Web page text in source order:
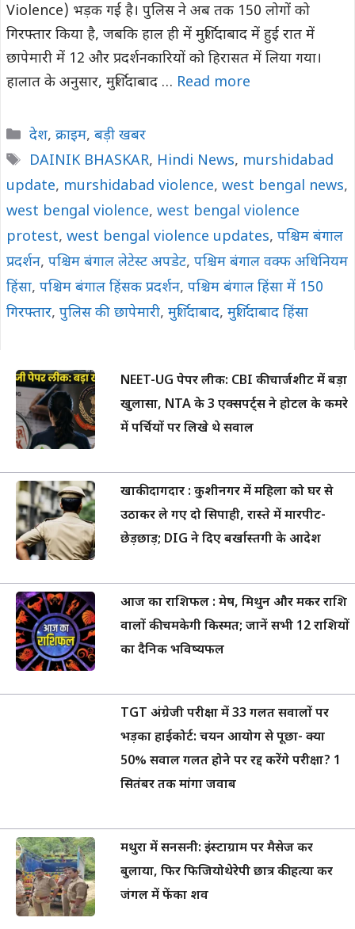
Violence) भड़क गई है। पुलिस ने अब तक 150 लोगों को
गिरफ्तार किया है, जबकि हाल ही में मुर्शिदाबाद में हुई रात में
छापेमारी में 12 और प्रदर्शनकारियों को हिरासत में लिया गया।
हालात के अनुसार, मुर्शिदाबाद … Read more
Categories
देश, क्राइम, बड़ी खबर
Tags
DAINIK BHASKAR, Hindi News, murshidabad
update, murshidabad violence, west bengal news,
west bengal violence, west bengal violence
protest, west bengal violence updates, पश्चिम बंगाल
प्रदर्शन, पश्चिम बंगाल लेटेस्ट अपडेट, पश्चिम बंगाल वक्फ अधिनियम
हिंसा, पश्चिम बंगाल हिंसक प्रदर्शन, पश्चिम बंगाल हिंसा में 150
गिरफ्तार, पुलिस की छापेमारी, मुर्शिदाबाद, मुर्शिदाबाद हिंसा
NEET-UG पेपर लीक: CBI की चार्जशीट में बड़ा
खुलासा, NTA के 3 एक्सपर्ट्स ने होटल के कमरे
में पर्चियों पर लिखे थे सवाल
खाकी दागदार : कुशीनगर में महिला को घर से
उठाकर ले गए दो सिपाही, रास्ते में मारपीट-
छेड़छाड़; DIG ने दिए बर्खास्तगी के आदेश
आज का राशिफल : मेष, मिथुन और मकर राशि
वालों की चमकेगी किस्मत; जानें सभी 12 राशियों
का दैनिक भविष्यफल
TGT अंग्रेजी परीक्षा में 33 गलत सवालों पर
भड़का हाईकोर्ट: चयन आयोग से पूछा- क्या
50% सवाल गलत होने पर रद्द करेंगे परीक्षा? 1
सितंबर तक मांगा जवाब
मथुरा में सनसनी: इंस्टाग्राम पर मैसेज कर
बुलाया, फिर फिजियोथेरेपी छात्र की हत्या कर
जंगल में फेंका शव